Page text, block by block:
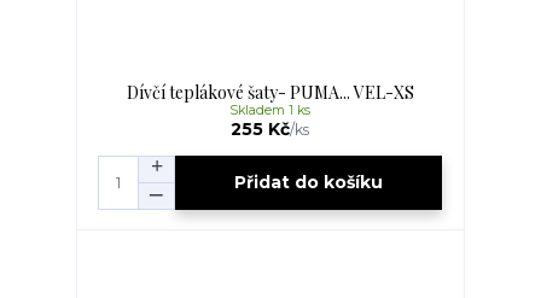
Dívčí teplákové šaty- PUMA... VEL-XS
255 Kč/ks
Skladem 1 ks
Přidat do košíku